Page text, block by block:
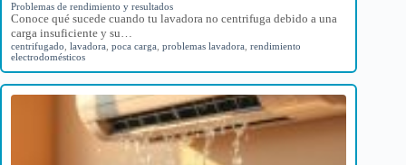
Problemas de rendimiento y resultados
Conoce qué sucede cuando tu lavadora no centrifuga debido a una
carga insuficiente y su…
centrifugado lavadora poca carga problemas lavadora rendimiento
electrodomésticos